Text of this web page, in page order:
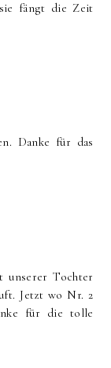
fängt die Zeit
Danke für das
unserer Tochter
Jetzt wo Nr. 2
für die tolle